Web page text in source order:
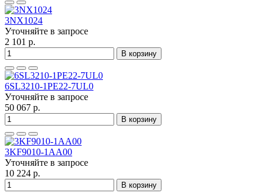
3NX1024
Уточняйте в запросе
2 101 р.
В корзину
6SL3210-1PE22-7UL0
Уточняйте в запросе
50 067 р.
В корзину
3KF9010-1AA00
Уточняйте в запросе
10 224 р.
В корзину